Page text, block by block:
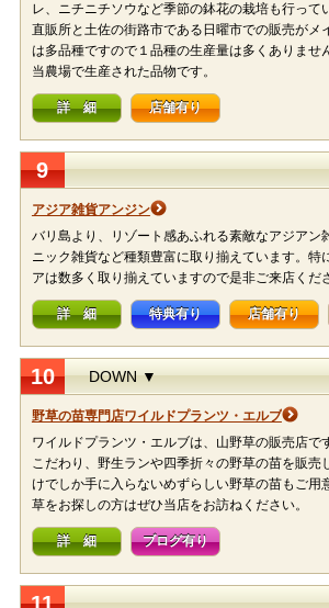
レ、ニチニチソウなど季節の鉢花の栽培も行って
直販所と土佐の街路市である日曜市での販売がメ
は多品種ですので１品種の生産量は多くありませ
当農場で生産された品物です。
詳 細 店舗有り
9
アジア雑貨アンジン
バリ島より、リゾート感あふれる素敵なアジアン
ニック雑貨など種類豊富に取り揃えています。特
アは数多く取り揃えていますので是非ご来店くだ
詳 細 特典有り 店舗有り
10 DOWN ▼
野草の苗専門店ワイルドプランツ・エルブ
ワイルドプランツ・エルブは、山野草の販売店で
こだわり、野生ランや四季折々の野草の苗を販売
けでしか手に入らないめずらしい野草の苗もご用
草をお探しの方はぜひ当店をお訪ねください。
詳 細 ブログ有り